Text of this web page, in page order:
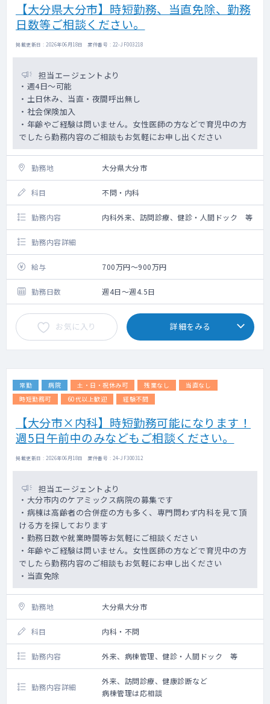
【大分県大分市】時短勤務、当直免除、勤務
日数等ご相談ください。
掲載更新日 : 2026年06月18日 案件番号 : 22-JF003218
担当エージェントより
・週4日～可能
・土日休み、当直・夜間呼出無し
・社会保険加入
・年齢やご経験は問いません。女性医師の方などで育児中の方
でしたら勤務内容のご相談もお気軽にお申し出ください
勤務地 大分県大分市
科目 不問・内科
勤務内容 内科外来、訪問診療、健診・人間ドック 等
勤務内容詳細
給与 700万円～900万円
勤務日数 週4日～週4.5日
お気に入り 詳細をみる
常勤 病院 土・日・祝休み可 残業なし
当直なし
時短勤務可
60代以上歓迎 経験不問
【大分市×内科】時短勤務可能になります！
週5日午前中のみなどもご相談ください。
掲載更新日 : 2026年06月18日 案件番号 : 24-JF300312
担当エージェントより
・大分市内のケアミックス病院の募集です
・病棟は高齢者の合併症の方も多く、専門問わず内科を見て頂
ける方を探しております
・勤務日数や就業時間等お気軽にご相談ください
・年齢やご経験は問いません。女性医師の方などで育児中の方
でしたら勤務内容のご相談もお気軽にお申し出ください
・当直免除
勤務地 大分県大分市
科目 内科・不問
勤務内容 外来、病棟管理、健診・人間ドック 等
勤務内容詳細
外来、訪問診療、健康診断など
病棟管理は応相談